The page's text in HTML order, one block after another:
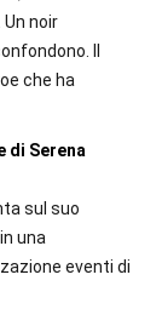
noir
Il
che ha
di Serena
sul suo
una
eventi di